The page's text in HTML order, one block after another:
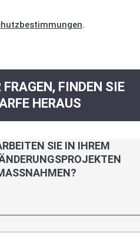
.
FINDEN SIE
HERAUS
SIE IN IHREM